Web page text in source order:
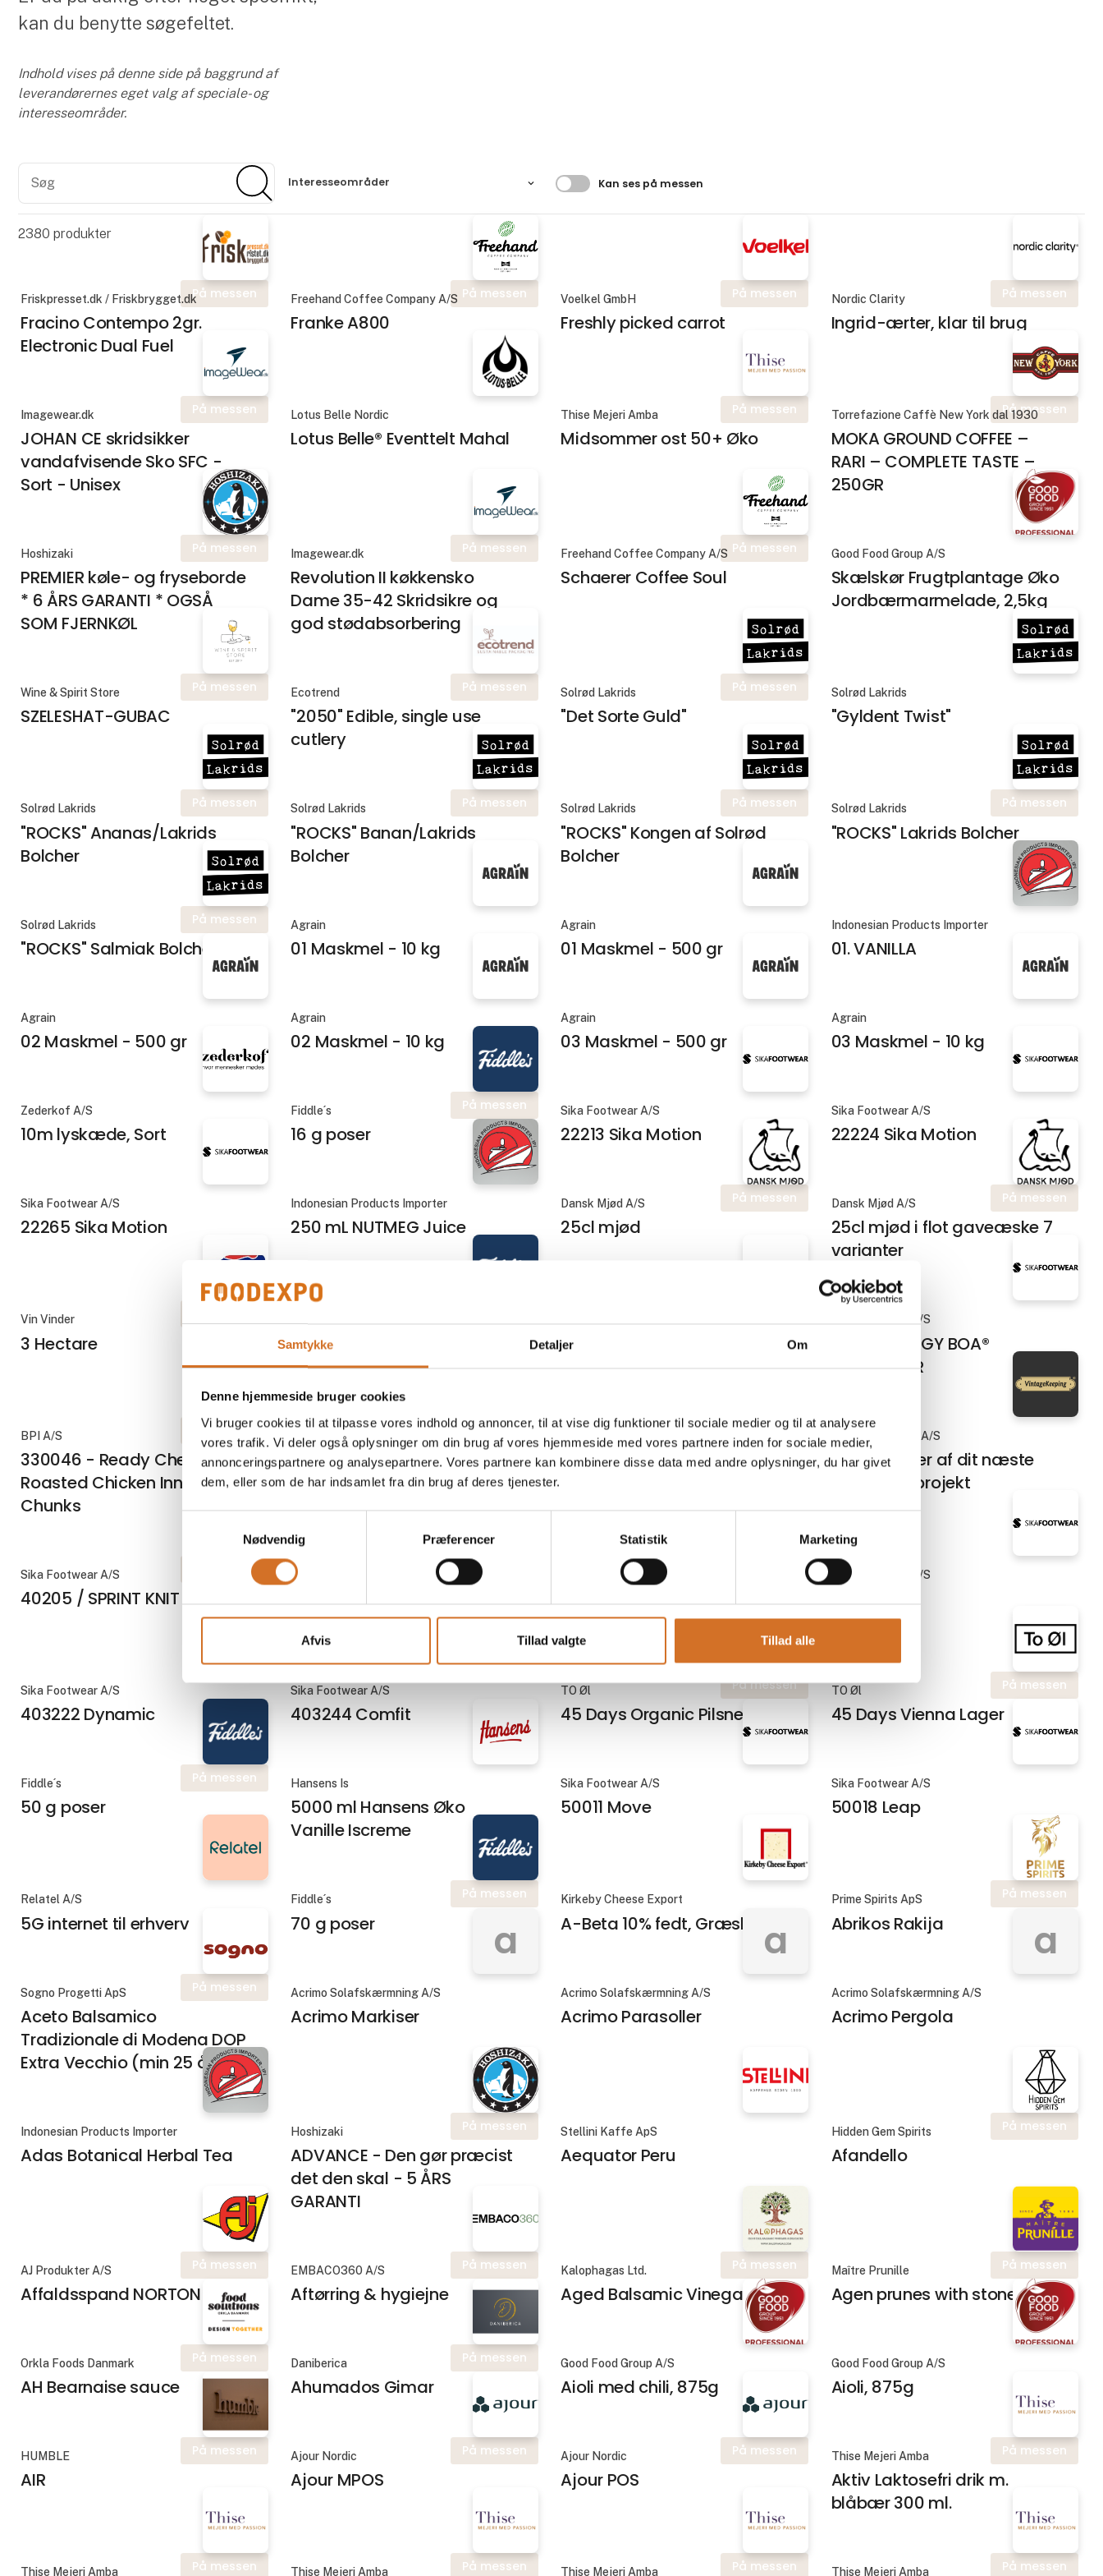
Samtykke Detaljer Om
Denne hjemmeside bruger cookies
Vi bruger cookies til at tilpasse vores indhold og annoncer, til at vise dig funktioner til sociale medier og til at analysere
vores trafik. Vi deler også oplysninger om din brug af vores hjemmeside med vores partnere inden for sociale medier,
annonceringspartnere og analysepartnere. Vores partnere kan kombinere disse data med andre oplysninger, du har givet
dem, eller som de har indsamlet fra din brug af deres tjenester.
Nødvendig
Præferencer Statistik Marketing
Afvis Tillad valgte Tillad alle
kan du benytte søgefeltet.
Indhold vises på denne side på baggrund af
leverandørernes eget valg af speciale- og
interesseområder.
Søg
Interesseområder Filtrer resultater
Kan ses på messen
2380 produkter
På messen
Friskpresset.dk / Friskbrygget.dk
Fracino Contempo 2gr.
Electronic Dual Fuel
På messen
Freehand Coffee Company A/S
Franke A800
På messen
Voelkel GmbH
Freshly picked carrot
På messen
Nordic Clarity
Ingrid-ærter, klar til brug
På messen
Imagewear.dk
JOHAN CE skridsikker
vandafvisende Sko SFC -
Sort - Unisex
Lotus Belle Nordic
Lotus Belle® Eventtelt Mahal
På messen
Thise Mejeri Amba
Midsommer ost 50+ Øko
På messen
Torrefazione Caffè New York dal 1930
MOKA GROUND COFFEE –
RARI – COMPLETE TASTE –
250GR
På messen
Hoshizaki
PREMIER køle- og fryseborde
* 6 ÅRS GARANTI * OGSÅ
SOM FJERNKØL
På messen
Imagewear.dk
Revolution II køkkensko
Dame 35-42 Skridsikre og
god stødabsorbering
På messen
Freehand Coffee Company A/S
Schaerer Coffee Soul
Good Food Group A/S
Skælskør Frugtplantage Øko
Jordbærmarmelade, 2,5kg
På messen
Wine & Spirit Store
SZELESHAT-GUBAC
På messen
Ecotrend
"2050" Edible, single use
cutlery
På messen
Solrød Lakrids
"Det Sorte Guld"
Solrød Lakrids
"Gyldent Twist"
På messen
Solrød Lakrids
"ROCKS" Ananas/Lakrids
Bolcher
På messen
Solrød Lakrids
"ROCKS" Banan/Lakrids
Bolcher
På messen
Solrød Lakrids
"ROCKS" Kongen af Solrød
Bolcher
På messen
Solrød Lakrids
"ROCKS" Lakrids Bolcher
På messen
Solrød Lakrids
"ROCKS" Salmiak Bolcher
Agrain
01 Maskmel - 10 kg
Agrain
01 Maskmel - 500 gr
Indonesian Products Importer
01. VANILLA
Agrain
02 Maskmel - 500 gr
Agrain
02 Maskmel - 10 kg
Agrain
03 Maskmel - 500 gr
Agrain
03 Maskmel - 10 kg
Zederkof A/S
10m lyskæde, Sort
På messen
Fiddle´s
16 g poser
Sika Footwear A/S
22213 Sika Motion
Sika Footwear A/S
22224 Sika Motion
Sika Footwear A/S
22265 Sika Motion
Indonesian Products Importer
250 mL NUTMEG Juice
På messen
Dansk Mjød A/S
25cl mjød
På messen
Dansk Mjød A/S
25cl mjød i flot gaveæske 7
varianter
Vin Vinder
3 Hectare 3 kg bøtter
30201 ENERGY LACED UP
MICROFIBER
Sika Footwear A/S
30202 ENERGY BOA®
MICROFIBER
På messen
BPI A/S
330046 - Ready Chef
Roasted Chicken Innerfillet t
Chunks
På messen
BPI A/S
330061 - Ready Chef
Breaded Fried Chicken Thigh
Burger 125 g
På messen
BPI A/S
330062 - Ready Chef
30g
VintageKeeping A/S
3D tegninger af dit næste
vinkælder projekt
På messen
Sika Footwear A/S
40205 / SPRINT KNIT LACE
På messen
Sika Footwear A/S
40205 / SPRINT KNIT LACE_
Sika Footwear A/S
40206 / ACTIVE MICROFIBER
LACE
Sika Footwear A/S
403211 LIFE
Sika Footwear A/S
403222 Dynamic
Sika Footwear A/S
403244 Comfit
På messen
TO Øl
45 Days Organic Pilsner
På messen
TO Øl
45 Days Vienna Lager
På messen
Fiddle´s
50 g poser
Hansens Is
5000 ml Hansens Øko
Vanille Iscreme
Sika Footwear A/S
50011 Move
Sika Footwear A/S
50018 Leap
Relatel A/S
5G internet til erhverv
På messen
Fiddle´s
70 g poser
Kirkeby Cheese Export
A-Beta 10% fedt, Græsk type
På messen
Prime Spirits ApS
Abrikos Rakija
På messen
Sogno Progetti ApS
Aceto Balsamico
Tradizionale di Modena DOP
Extra Vecchio (min 25 år)
a
Acrimo Solafskærmning A/S
Acrimo Markiser
a
Acrimo Solafskærmning A/S
Acrimo Parasoller
a
Acrimo Solafskærmning A/S
Acrimo Pergola
Indonesian Products Importer
Adas Botanical Herbal Tea
På messen
Hoshizaki
ADVANCE - Den gør præcist
det den skal - 5 ÅRS
GARANTI
Stellini Kaffe ApS
Aequator Peru
På messen
Hidden Gem Spirits
Afandello
På messen
AJ Produkter A/S
Affaldsspand NORTON
På messen
EMBACO360 A/S
Aftørring & hygiejne
På messen
Kalophagas Ltd.
Aged Balsamic Vinegar
På messen
Maître Prunille
Agen prunes with stones
På messen
Orkla Foods Danmark
AH Bearnaise sauce
På messen
Daniberica
Ahumados Gimar
Good Food Group A/S
Aioli med chili, 875g
Good Food Group A/S
Aioli, 875g
På messen
HUMBLE
AIR
På messen
Ajour Nordic
Ajour MPOS
På messen
Ajour Nordic
Ajour POS
På messen
Thise Mejeri Amba
Aktiv Laktosefri drik m.
blåbær 300 ml.
På messen
Thise Mejeri Amba På messen
Thise Mejeri Amba På messen
Thise Mejeri Amba På messen
Thise Mejeri Amba